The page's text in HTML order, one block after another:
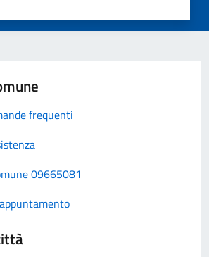
frequenti
09665081